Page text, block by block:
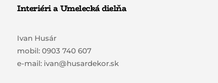
Interiéri a Umelecká dielňa
Ivan Husár
mobil: 0903 740 607
e-mail: ivan@husardekor.sk